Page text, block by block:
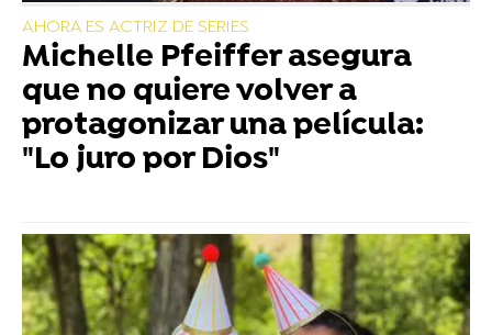
AHORA ES ACTRIZ DE SERIES
Michelle Pfeiffer asegura
que no quiere volver a
protagonizar una película:
"Lo juro por Dios"